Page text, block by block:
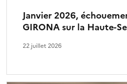
Janvier 2026,
GIRONA sur la Haute-
22 juillet 2026